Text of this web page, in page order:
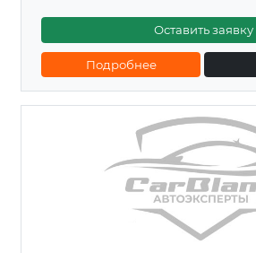
Оставить заявку
Подробнее